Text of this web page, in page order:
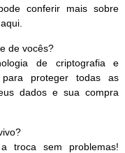
conferir mais sobre
de vocês?
de criptografia e
proteger todas as
dados e sua compra
troca sem problemas!